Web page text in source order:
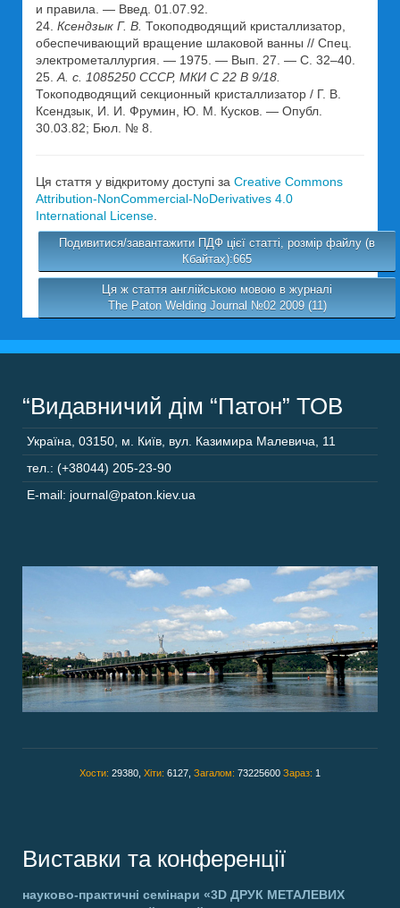
и правила. — Введ. 01.07.92.
24. Ксендзык Г. В. Токоподводящий кристаллизатор,
обеспечивающий вращение шлаковой ванны // Спец.
электрометаллургия. — 1975. — Вып. 27. — С. 32–40.
25. А. с. 1085250 СССР, МКИ C 22 B 9/18.
Токоподводящий секционный кристаллизатор / Г. В.
Ксендзык, И. И. Фрумин, Ю. М. Кусков. — Опубл.
30.03.82; Бюл. № 8.
Ця стаття у відкритому доступі за Creative Commons
Attribution-NonCommercial-NoDerivatives 4.0
International License
Подивитися/завантажити ПДФ цієї статті, розмір файлу (в
Кбайтах):665
Ця ж стаття англійською мовою в журналі
The Paton Welding Journal №02 2009 (11)
“Видавничий дім “Патон” ТОВ
Україна 03150 м. Київ, вул. Казимира Малевича, 11
тел.: (+38044) 205-23-90
E-mail: journal@paton.kiev.ua
Хости: 29380, Хіти: 6127, Загалом: 73225600 Зараз: 1
Виставки та конференції
науково-практичні семінари «3D ДРУК МЕТАЛЕВИХ